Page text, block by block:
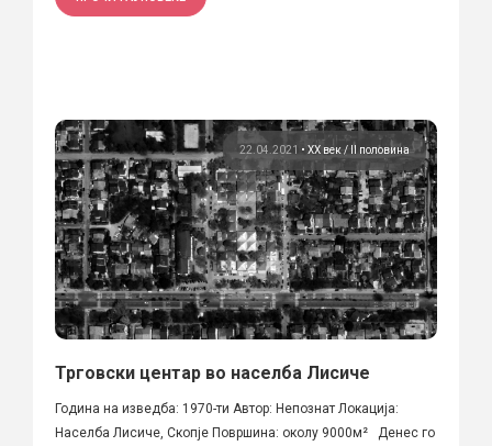
22.04.2021 • ХХ век / II половина
Трговски центар во населба Лисиче
Година на изведба: 1970-ти Автор: Непознат Локација:
Населба Лисиче, Скопје Површина: околу 9000м² Денес го